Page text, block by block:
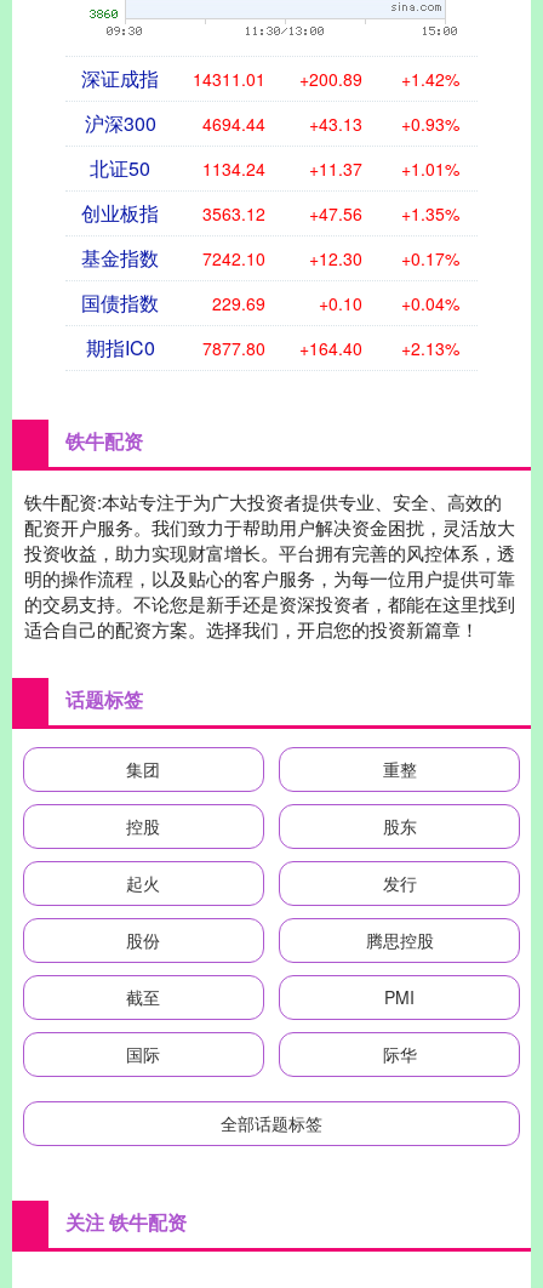
深证成指 14311.01 +200.89 +1.42%
沪深300 4694.44 +43.13 +0.93%
北证50 1134.24 +11.37 +1.01%
创业板指 3563.12 +47.56 +1.35%
基金指数 7242.10 +12.30 +0.17%
国债指数 229.69 +0.10 +0.04%
期指IC0 7877.80 +164.40 +2.13%
铁牛配资
铁牛配资:本站专注于为广大投资者提供专业、安全、高效的
配资开户服务。我们致力于帮助用户解决资金困扰，灵活放大
投资收益，助力实现财富增长。平台拥有完善的风控体系，透
明的操作流程，以及贴心的客户服务，为每一位用户提供可靠
的交易支持。不论您是新手还是资深投资者，都能在这里找到
适合自己的配资方案。选择我们，开启您的投资新篇章！
话题标签
集团 重整
控股 股东
起火 发行
股份 腾思控股
截至 PMI
国际 际华
全部话题标签
关注 铁牛配资